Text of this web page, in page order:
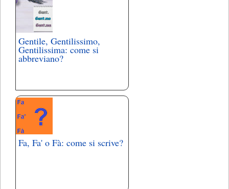
Gentile, Gentilissimo,
Gentilissima: come si
abbreviano?
Fa, Fa' o Fà: come si scrive?